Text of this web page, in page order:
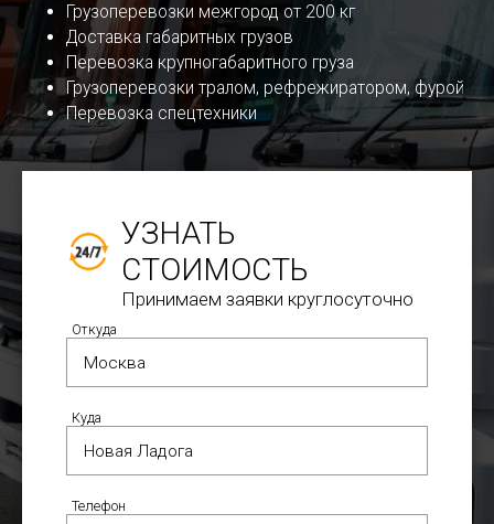
Грузоперевозки межгород от 200 кг
Доставка габаритных грузов
Перевозка крупногабаритного груза
Грузоперевозки тралом, рефрежиратором, фурой
Перевозка спецтехники
УЗНАТЬ
СТОИМОСТЬ
Принимаем заявки круглосуточно
Откуда
Куда
Телефон